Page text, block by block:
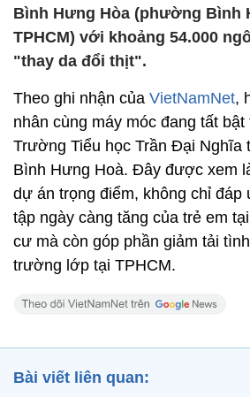
Bình Hưng Hòa (phường Bình
TPHCM) với khoảng 54.000
"thay da đổi thịt".
Theo ghi nhận của VietNamNet,
nhân cùng máy móc đang tất
Trường Tiểu học Trần Đại Nghĩa
Bình Hưng Hoà. Đây được xem
dự án trọng điểm, không chỉ đáp
tập ngày càng tăng của trẻ em
cư mà còn góp phần giảm tải
trường lớp tại TPHCM.
Bài viết liên quan: